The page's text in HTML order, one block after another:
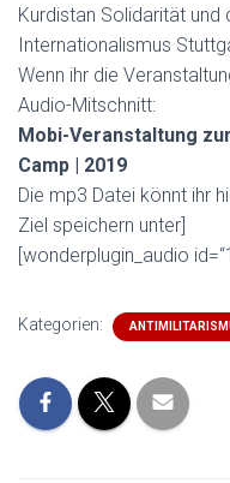
Kurdistan Solidarität und
Internationalismus
Wenn ihr die
Audio-Mitschnitt:
Mobi-Veranstaltung
Camp | 2019
Die mp3 Datei könnt ihr
Ziel speichern unter]
[wonderplugin_audio
Kategorien: